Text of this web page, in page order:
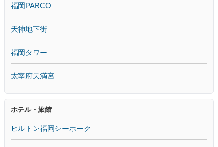
福岡PARCO
天神地下街
福岡タワー
太宰府天満宮
ホテル・旅館
ヒルトン福岡シーホーク